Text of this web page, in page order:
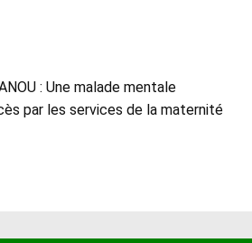
: Une malade mentale
par les services de la maternité